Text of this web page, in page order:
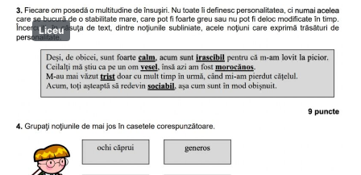
Liceu